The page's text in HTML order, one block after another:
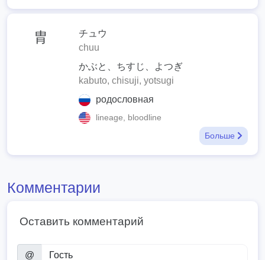
胄
チュウ
chuu
かぶと、ちすじ、よつぎ
kabuto, chisuji, yotsugi
родословная
lineage, bloodline
Больше
Комментарии
Оставить комментарий
@